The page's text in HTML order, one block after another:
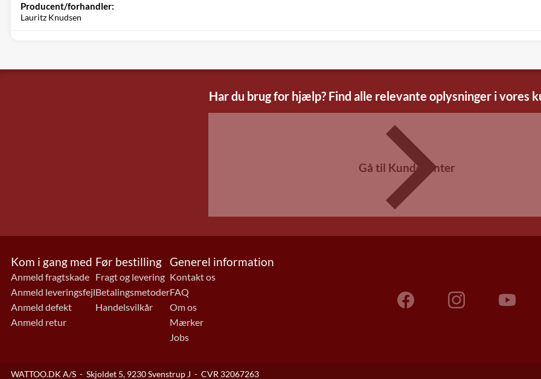
Producent/forhandler:
Lauritz Knudsen
Har du brug for hjælp? Find alle relevante oplysninger i vores
Gå til Kundecenter
Kom i gang med
Anmeld fragtskade
Anmeld leveringsfejl
Anmeld defekt
Anmeld retur
Før bestilling
Fragt og levering
Betalingsmetoder
Handelsvilkår
Generel information
Kontakt os
FAQ
Om os
Mærker
Jobs
WATTOO.DK A/S - Skjoldet 5, 9230 Svenstrup J - CVR 32067263